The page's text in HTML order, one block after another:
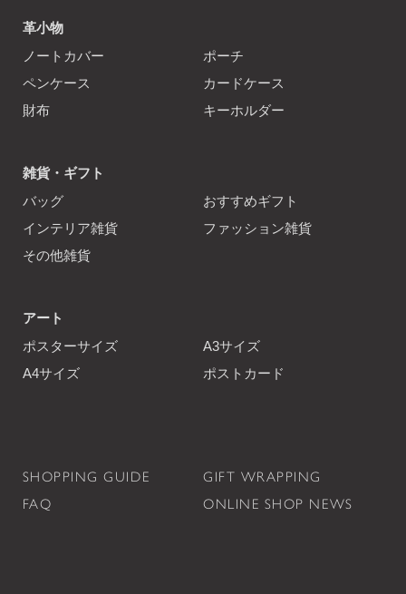
革小物
ノートカバー
ポーチ
ペンケース
カードケース
財布
キーホルダー
雑貨・ギフト
バッグ
おすすめギフト
インテリア雑貨
ファッション雑貨
その他雑貨
アート
ポスターサイズ
A3サイズ
A4サイズ
ポストカード
SHOPPING GUIDE
GIFT WRAPPING
FAQ
ONLINE SHOP NEWS